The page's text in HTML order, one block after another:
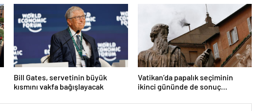
Bill Gates, servetinin büyük
kısmını vakfa bağışlayacak
Vatikan’da papalık seçiminin
ikinci gününde de sonuç